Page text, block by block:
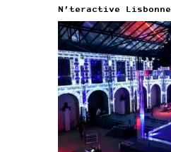
N’teractive Lisbonne